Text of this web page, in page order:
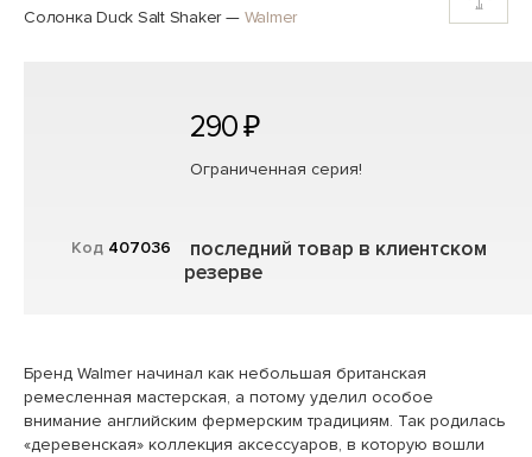
Солонка Duck Salt Shaker— Walmer
Код 407036
290 ₽
Ограниченная серия!
последний товар в клиентском
резерве
Бренд Walmer начинал как небольшая британская
ремесленная мастерская, а потому уделил особое
внимание английским фермерским традициям. Так родилась
«деревенская» коллекция аксессуаров, в которую вошли